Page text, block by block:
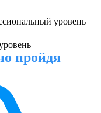
уровень
пройдя